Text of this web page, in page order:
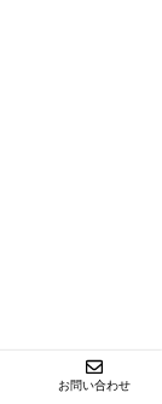
お問い合わせ